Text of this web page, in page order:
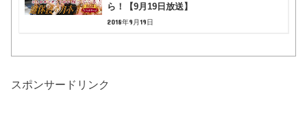
ら！【9月19日放送】
2018年9月19日
スポンサードリンク